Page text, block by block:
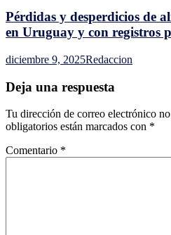
Pérdidas y desperdicios de
en Uruguay y con registros
diciembre 9, 2025Redaccion
Deja una respuesta
Tu dirección de correo electrónico
obligatorios están marcados con *
Comentario *